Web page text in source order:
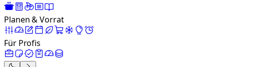
Planen & Vorrat
Für Profis